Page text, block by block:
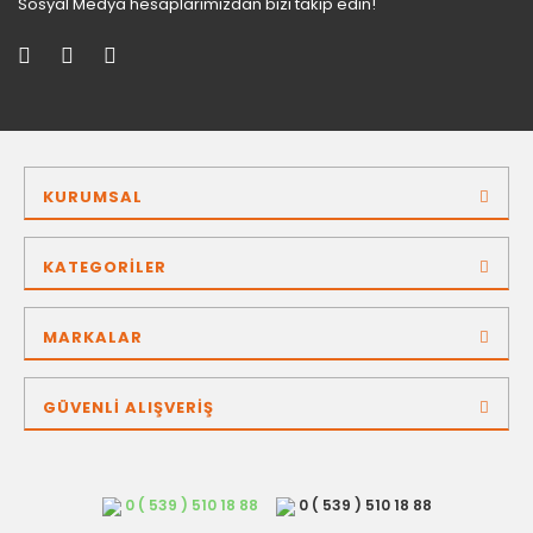
KURUMSAL
KATEGORİLER
MARKALAR
GÜVENLİ ALIŞVERİŞ
0 ( 539 ) 510 18 88 0 ( 539 ) 510 18 88